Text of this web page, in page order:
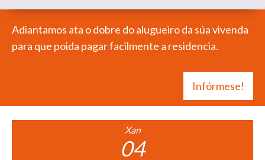
Adiantamos ata o dobre do alugueiro da súa vivenda
para que poida pagar facilmente a residencia.
Infórmese!
Xan
04